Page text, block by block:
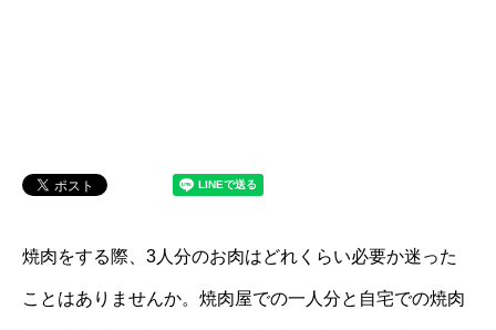
焼肉をする際、3人分のお肉はどれくらい必要か迷った
ことはありませんか。焼肉屋での一人分と自宅での焼肉